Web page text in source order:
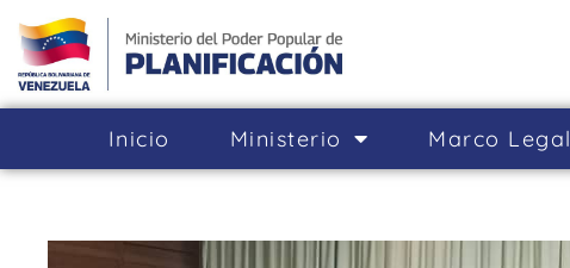
Inicio Ministerio Marco Legal